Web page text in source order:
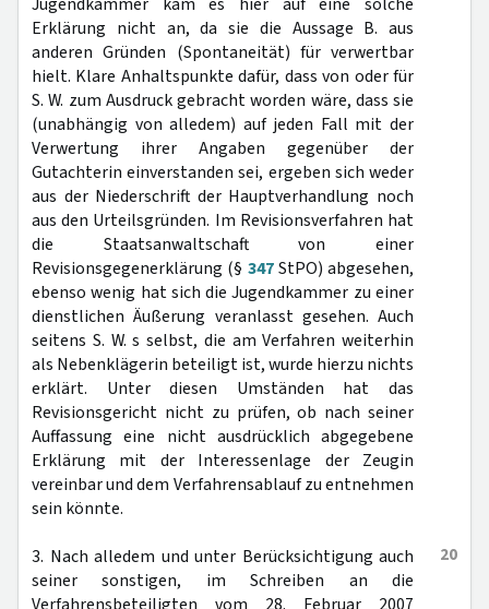
Erklärung nicht an, da sie die Aussage B. aus
anderen Gründen (Spontaneität) für verwertbar
hielt. Klare Anhaltspunkte dafür, dass von oder für
S. W. zum Ausdruck gebracht worden wäre, dass sie
(unabhängig von alledem) auf jeden Fall mit der
Verwertung ihrer Angaben gegenüber der
Gutachterin einverstanden sei, ergeben sich weder
aus der Niederschrift der Hauptverhandlung noch
aus den Urteilsgründen. Im Revisionsverfahren hat
die Staatsanwaltschaft von einer
Revisionsgegenerklärung (§ 347StPO) abgesehen,
ebenso wenig hat sich die Jugendkammer zu einer
dienstlichen Äußerung veranlasst gesehen. Auch
seitens S. W. s selbst, die am Verfahren weiterhin
als Nebenklägerin beteiligt ist, wurde hierzu nichts
erklärt. Unter diesen Umständen hat das
Revisionsgericht nicht zu prüfen, ob nach seiner
Auffassung eine nicht ausdrücklich abgegebene
Erklärung mit der Interessenlage der Zeugin
vereinbar und dem Verfahrensablauf zu entnehmen
sein könnte.
20
3. Nach alledem und unter Berücksichtigung auch
seiner sonstigen, im Schreiben an die